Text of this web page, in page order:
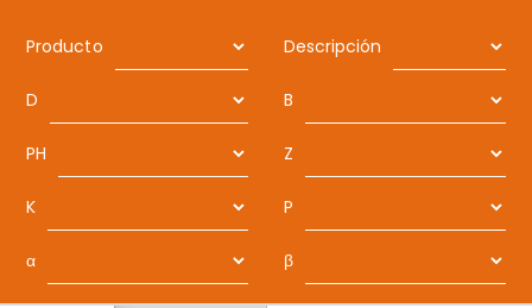
Producto Descripción
D B
PH Z
K P
α β